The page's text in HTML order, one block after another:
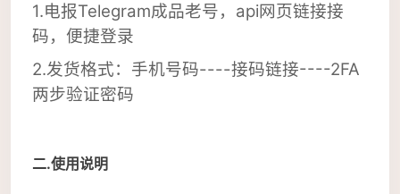
1.电报Telegram成品老号，api网页链接接
码，便捷登录
2.发货格式：手机号码----接码链接----2FA
两步验证密码
二.使用说明